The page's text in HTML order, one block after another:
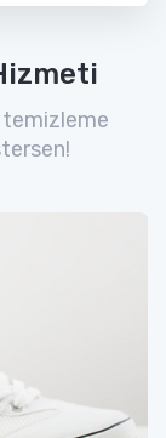
temizleme